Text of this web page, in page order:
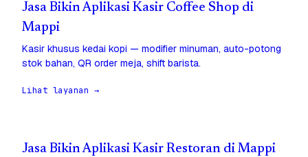
Jasa Bikin Aplikasi Kasir Coffee Shop di
Mappi
Kasir khusus kedai kopi — modifier minuman, auto-potong
stok bahan, QR order meja, shift barista.
Lihat layanan →
Jasa Bikin Aplikasi Kasir Restoran di Mappi